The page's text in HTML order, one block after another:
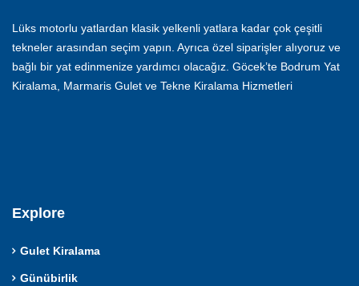
Lüks motorlu yatlardan klasik yelkenli yatlara kadar çok çeşitli
tekneler arasından seçim yapın. Ayrıca özel siparişler alıyoruz ve
bağlı bir yat edinmenize yardımcı olacağız. Göcek’te Bodrum Yat
Kiralama, Marmaris Gulet ve Tekne Kiralama Hizmetleri
Explore
Gulet Kiralama
Günübirlik